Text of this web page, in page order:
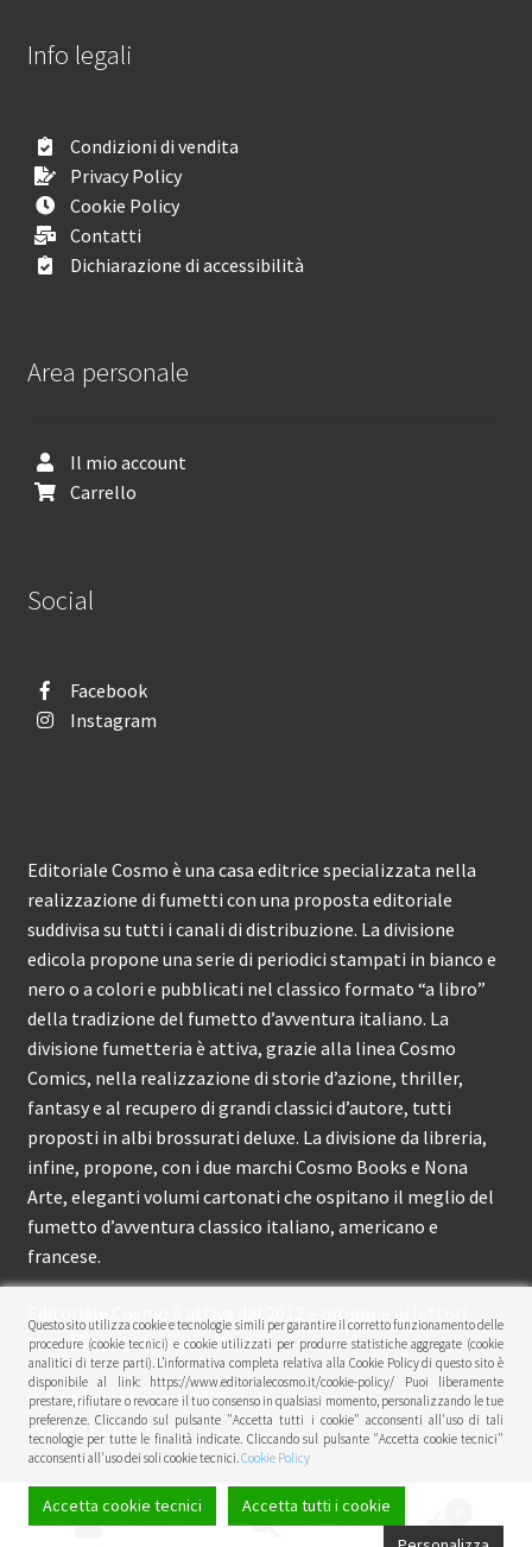
Info legali
Condizioni di vendita
Privacy Policy
Cookie Policy
Contatti
Dichiarazione di accessibilità
Area personale
Il mio account
Carrello
Social
Facebook
Instagram
Editoriale Cosmo è una casa editrice specializzata nella
realizzazione di fumetti con una proposta editoriale
suddivisa su tutti i canali di distribuzione. La divisione
edicola propone una serie di periodici stampati in bianco e
nero o a colori e pubblicati nel classico formato “a libro”
della tradizione del fumetto d’avventura italiano. La
divisione fumetteria è attiva, grazie alla linea Cosmo
Comics, nella realizzazione di storie d’azione, thriller,
fantasy e al recupero di grandi classici d’autore, tutti
proposti in albi brossurati deluxe. La divisione da libreria,
infine, propone, con i due marchi Cosmo Books e Nona
Arte, eleganti volumi cartonati che ospitano il meglio del
fumetto d’avventura classico italiano, americano e
francese.
circa 150 pubblicazioni l’anno.
© Editoriale Cosmo 2026
Privacy Policy
Questo sito utilizza cookie e tecnologie simili per garantire il corretto funzionamento delle
procedure (cookie tecnici) e cookie utilizzati per produrre statistiche aggregate (cookie
analitici di terze parti). L’informativa completa relativa alla Cookie Policy di questo sito è
disponibile al link: https://www.editorialecosmo.it/cookie-policy/ Puoi liberamente
prestare, rifiutare o revocare il tuo consenso in qualsiasi momento, personalizzando le tue
preferenze. Cliccando sul pulsante "Accetta tutti i cookie" acconsenti all'uso di tali
tecnologie per tutte le finalità indicate. Cliccando sul pulsante "Accetta cookie tecnici"
acconsenti all'uso dei soli cookie tecnici.Cookie Policy
Accetta cookie tecnici
Accetta tutti i cookie